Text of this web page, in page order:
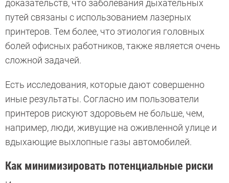
доказательств, что заболевания дыхательных
путей связаны с использованием лазерных
принтеров. Тем более, что этиология головных
болей офисных работников, также является очень
сложной задачей.
Есть исследования, которые дают совершенно
иные результаты. Согласно им пользователи
принтеров рискуют здоровьем не больше, чем,
например, люди, живущие на оживленной улице и
вдыхающие выхлопные газы автомобилей.
Как минимизировать потенциальные риски